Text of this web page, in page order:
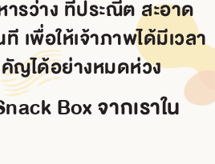
รว่าง ที่ประณีต สะอาด
เพื่อให้เจ้าภาพได้มีเวลา
ญได้อย่างหมดห่วง
Box จากเราใน